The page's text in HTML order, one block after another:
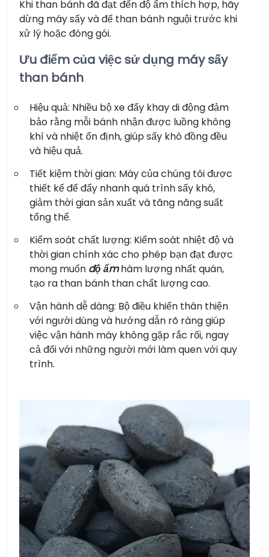
Khi than bánh đã đạt đến độ ẩm thích hợp, hãy
dừng máy sấy và để than bánh nguội trước khi
xử lý hoặc đóng gói.
Ưu điểm của việc sử dụng máy sấy
than bánh
Hiệu quả: Nhiều bộ xe đẩy khay di động đảm
bảo rằng mỗi bánh nhận được luồng không
khí và nhiệt ổn định, giúp sấy khô đồng đều
và hiệu quả.
Tiết kiệm thời gian: Máy của chúng tôi được
thiết kế để đẩy nhanh quá trình sấy khô,
giảm thời gian sản xuất và tăng năng suất
tổng thể.
Kiểm soát chất lượng: Kiểm soát nhiệt độ và
thời gian chính xác cho phép bạn đạt được
mong muốn độ ẩmhàm lượng nhất quán,
tạo ra than bánh than chất lượng cao.
Vận hành dễ dàng: Bộ điều khiển thân thiện
với người dùng và hướng dẫn rõ ràng giúp
việc vận hành máy không gặp rắc rối, ngay
cả đối với những người mới làm quen với quy
trình.